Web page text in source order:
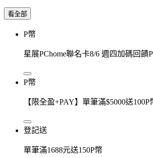
看全部
P幣
星展PChome聯名卡8/6 週四加碼回饋
P幣
【限全盈+PAY】單筆滿$5000送100P
登記送
單筆滿1688元送150P幣